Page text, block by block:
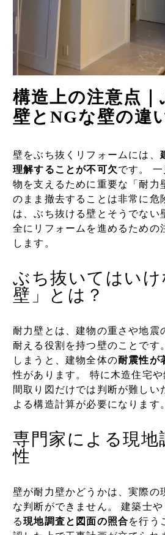
構造上の注意点｜
壁とNGな壁の違
壁をぶち抜くリフォームには、
理解することが不可欠です。
物を支えるために重要な「耐力
のまま撤去することは非常に危
は、ぶち抜ける壁とそうでない
全にリフォームを進めるための
します。
ぶち抜いてはいけ
壁」とは？
耐力壁とは、建物の重さや地震
耐える役割を持つ壁のことです
しまうと、建物全体の耐震性が
性があります。 特に木造住宅や
間取り図だけでは判断が難しい
よる構造計算が必要になります。
専門家による現地
性
壁が耐力壁かどうかは、実際の
な判断ができません。 建築士
る現地調査と図面の照合を行う